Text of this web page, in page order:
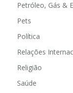
Petróleo, Gás &
Pets
Política
Relações
Religião
Saúde